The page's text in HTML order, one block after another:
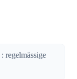
: regelmässige